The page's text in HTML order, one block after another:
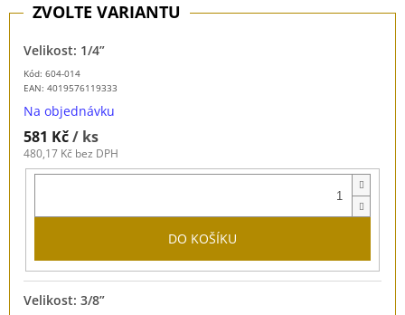
Kód: 604-014
EAN: 4019576119333
Velikost: 1/4”
Na objednávku
581 Kč/ ks
480,17 Kč bez DPH
DO KOŠÍKU
Velikost: 3/8”